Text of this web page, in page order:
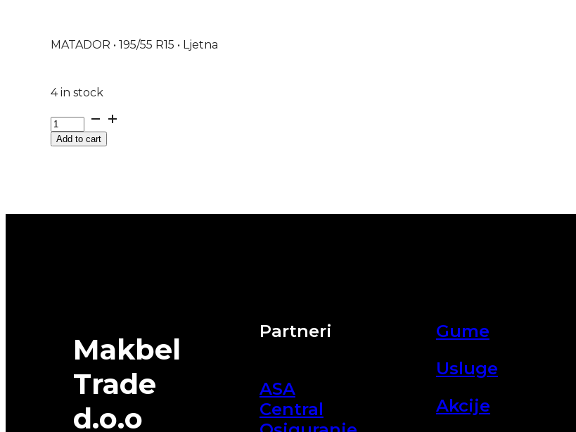
MATADOR • 195/55 R15 • Ljetna
4 in stock
195/55R15
HECTORRA-
5Add to cart
Makbel
Trade
d.o.o
Partneri
ASA
Central
Gume
Usluge
Akcije